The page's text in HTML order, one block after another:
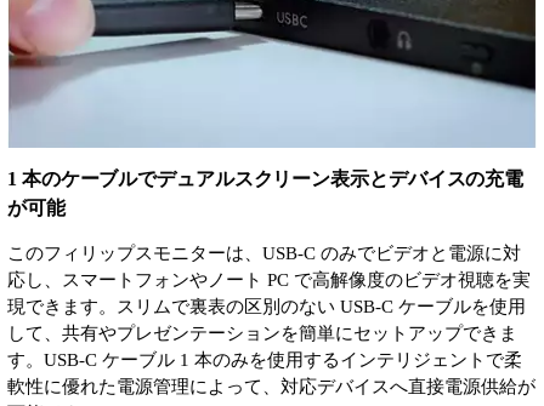
1 本のケーブルでデュアルスクリーン表示とデバイスの充電
が可能
このフィリップスモニターは、USB-C のみでビデオと電源に対
応し、スマートフォンやノート PC で高解像度のビデオ視聴を実
現できます。スリムで裏表の区別のない USB-C ケーブルを使用
して、共有やプレゼンテーションを簡単にセットアップできま
す。USB-C ケーブル 1 本のみを使用するインテリジェントで柔
軟性に優れた電源管理によって、対応デバイスへ直接電源供給が